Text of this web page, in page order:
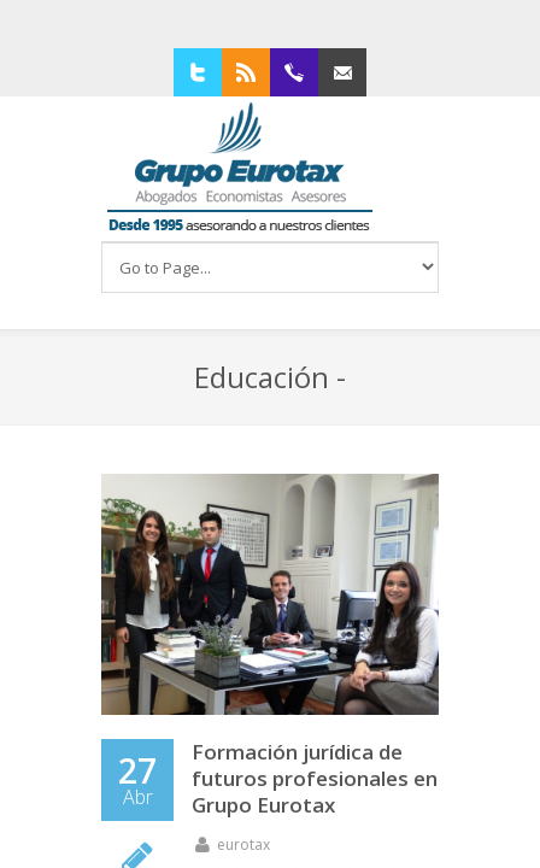
TwitterRSS
Educación -
27
Abr
Formación jurídica de
futuros profesionales en
Grupo Eurotax
eurotax